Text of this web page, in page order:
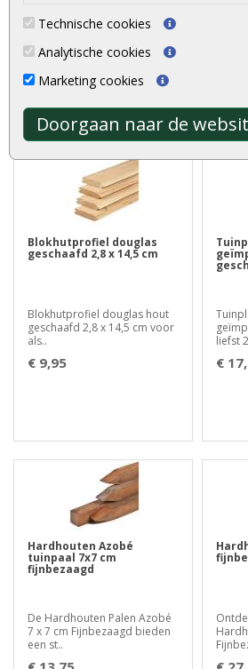
Technische cookies
Analytische cookies
Marketing cookies
Doorgaan naar de
Beoordelingen
Er zijn geen beoordelingen voor dit
Geef beoordeling
Klanten kochten ook
Blokhutprofiel douglas
geschaafd 2,8 x 14,5 cm
Blokhutprofiel douglas hout
geschaafd 2,8 x 14,5 cm voor
als..
€ 9,95
liefst
€
Hardhouten Azobé
tuinpaal 7x7 cm
fijnbezaagd
De Hardhouten Palen Azobé
7 x 7 cm Fijnbezaagd bieden
een st..